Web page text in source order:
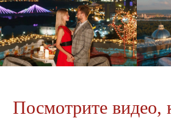
Посмотрите видео,